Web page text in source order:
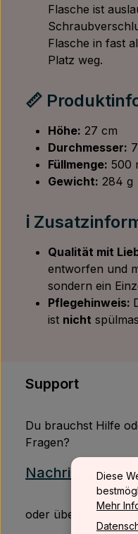
Flasche ist
Flasche in fast
Platz weg.
📏
Höhe: 27 cm
Durchmesser:
Füllmenge: 500
Gewicht: 284 g
ℹ️
Qualität mit
entworfen und
sondern ein
Pflegehinweis:
ist nicht
Support
Du brauchst Hilfe
Fragen?
Nachricht
oder über unser
Diese
Mehr